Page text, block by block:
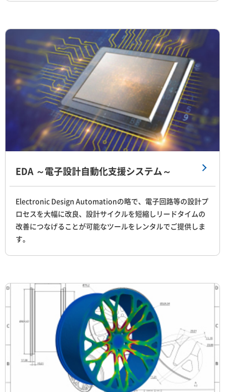
EDA ～電子設計自動化支援システム～
Electronic Design Automationの略で、電子回路等の設計プ
ロセスを大幅に改良、設計サイクルを短縮しリードタイムの
改善につなげることが可能なツールをレンタルでご提供しま
す。